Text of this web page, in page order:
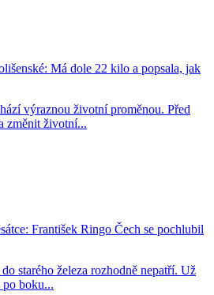
Má dole 22 kilo a popsala, jak
výraznou životní proměnou. Před
změnit životní...
František Ringo Čech se pochlubil
starého železa rozhodně nepatří. Už
po boku...